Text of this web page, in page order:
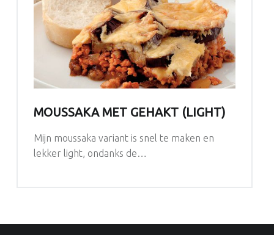
MOUSSAKA MET GEHAKT (LIGHT)
Mijn moussaka variant is snel te maken en
lekker light, ondanks de…